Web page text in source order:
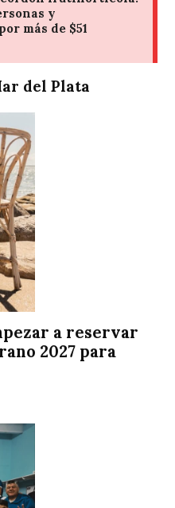
del Plata
a reservar
2027 para